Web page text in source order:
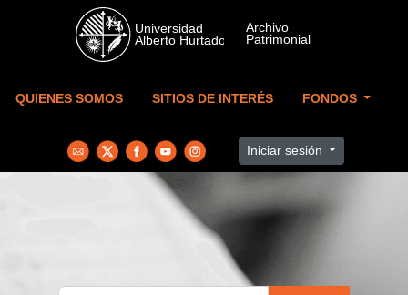
Skip to main content
QUIENES SOMOS SITIOS DE INTERÉS FONDOS
Iniciar sesión